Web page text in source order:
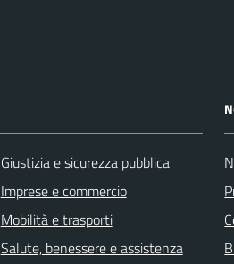
Giustizia e sicurezza pubblica
Imprese e commercio
Mobilità e trasporti
Salute, benessere e assistenza